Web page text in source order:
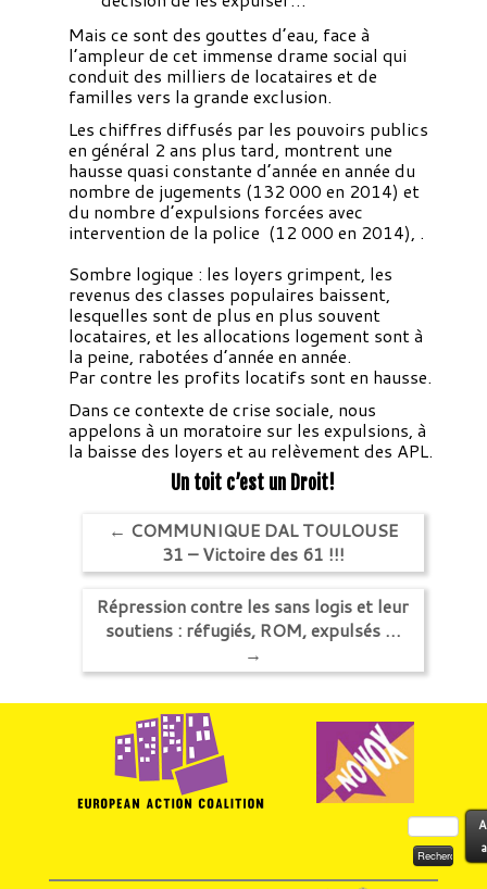
Mais ce sont des gouttes d’eau, face à
l’ampleur de cet immense drame social qui
conduit des milliers de locataires et de
familles vers la grande exclusion.
Les chiffres diffusés par les pouvoirs publics
en général 2 ans plus tard, montrent une
hausse quasi constante d’année en année du
nombre de jugements (132 000 en 2014) et
du nombre d’expulsions forcées avec
intervention de la police (12 000 en 2014), .
Sombre logique : les loyers grimpent, les
revenus des classes populaires baissent,
lesquelles sont de plus en plus souvent
locataires, et les allocations logement sont à
la peine, rabotées d’année en année.
Par contre les profits locatifs sont en hausse.
Dans ce contexte de crise sociale, nous
appelons à un moratoire sur les expulsions, à
la baisse des loyers et au relèvement des APL.
Un toit c’est un Droit!
← COMMUNIQUE DAL TOULOUSE
31 – Victoire des 61 !!!
Répression contre les sans logis et leur
soutiens : réfugiés, ROM, expulsés …
→
Rechercher :